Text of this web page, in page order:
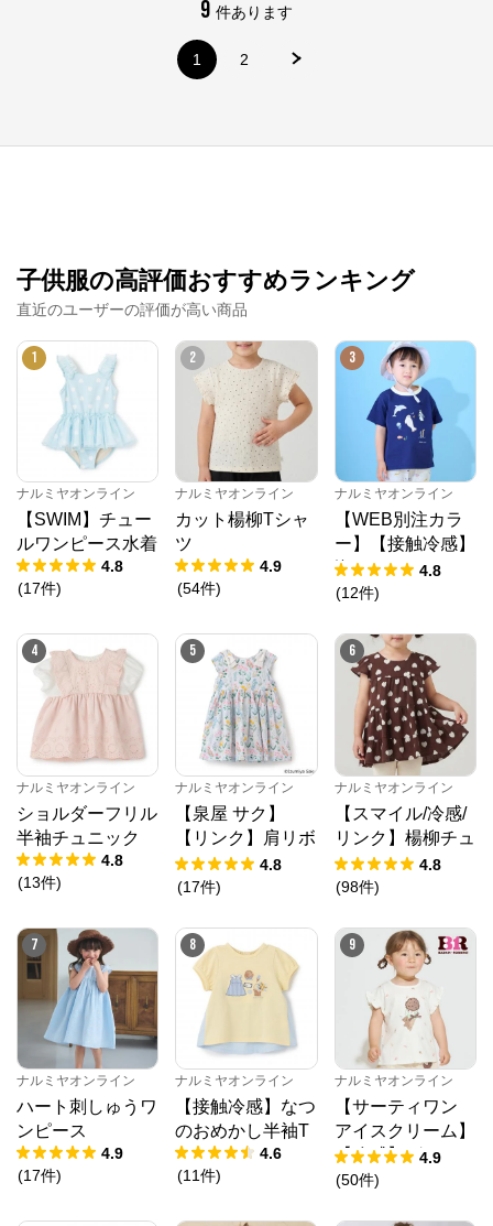
9 件あります
1 2
子供服の高評価おすすめランキング
直近のユーザーの評価が高い商品
1
ナルミヤオンライン
【SWIM】チュー
ルワンピース水着
4.8
(17件)
2
ナルミヤオンライン
カット楊柳Tシャ
ツ
4.9
(54件)
3
ナルミヤオンライン
【WEB別注カラ
ー】【接触冷感】
海のいきものアッ
プリケ半袖Tシャ
4.8
(12件)
4
ナルミヤオンライン
ショルダーフリル
半袖チュニック
4.8
(13件)
5
ナルミヤオンライン
【泉屋 サク】
【リンク】肩リボ
ンフラワーキャッ
トワンピース
4.8
(17件)
6
ナルミヤオンライン
【スマイル/冷感/
リンク】楊柳チュ
ニック
4.8
(98件)
7
ナルミヤオンライン
ハート刺しゅうワ
ンピース
4.9
(17件)
8
ナルミヤオンライン
【接触冷感】なつ
のおめかし半袖T
4.6
(11件)
9
ナルミヤオンライン
【サーティワン
アイスクリーム】
【冷感】グラフィ
ック半袖Tシャツ
4.9
(50件)
ナルミヤオンライン
公式ECサイト
※外部サイトが開きます
ナルミヤオンライン からのコメント
ナルミヤオンライン公式通販ショップ。人気子供服メ
ゾピアノ、プティマイン、ラブトキシック、アナスイ
ミニ等、全ブランド、全商品をご覧いただけます。